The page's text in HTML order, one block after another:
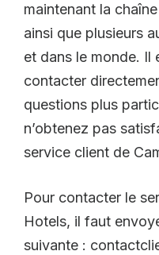
maintenant la
ainsi que plusieurs
et dans le monde. Il
contacter
questions plus
n’obtenez pas
service client de
Pour contacter le
Hotels, il faut
suivante :